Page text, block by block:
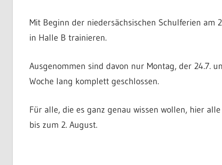
Mit Beginn der niedersächsischen Schulferien am
in Halle B trainieren.
Ausgenommen sind davon nur Montag, der 24.7.
Woche lang komplett geschlossen.
Für alle, die es ganz genau wissen wollen, hier
bis zum 2. August.